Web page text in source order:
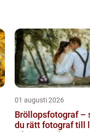
01 augusti 2026
Bröllopsfotograf –
du rätt fotograf till